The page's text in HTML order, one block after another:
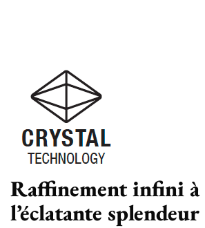
Raffinement infini à
l’éclatante splendeur